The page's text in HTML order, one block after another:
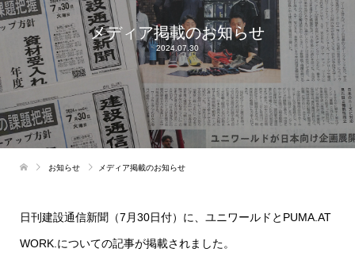
メディア掲載のお知らせ
2024.07.30
お知らせ メディア掲載のお知らせ
日刊建設通信新聞（7月30日付）に、ユニワールドとPUMA.AT
WORK.についての記事が掲載されました。